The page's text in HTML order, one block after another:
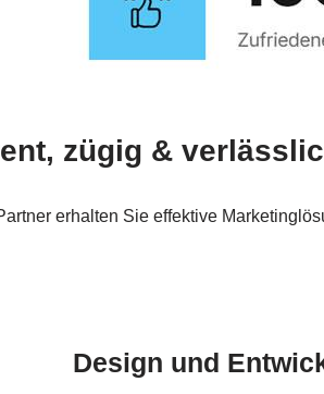
zügig &
erhalten Sie effektive
Design und